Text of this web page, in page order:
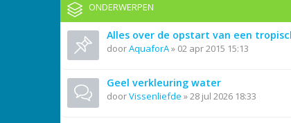
ONDERWERPEN
Alles over de opstart van een
doorAquaforA» 02 apr 2015 15:13
Geel verkleuring water
doorVissenliefde »28 jul 2026 18:33